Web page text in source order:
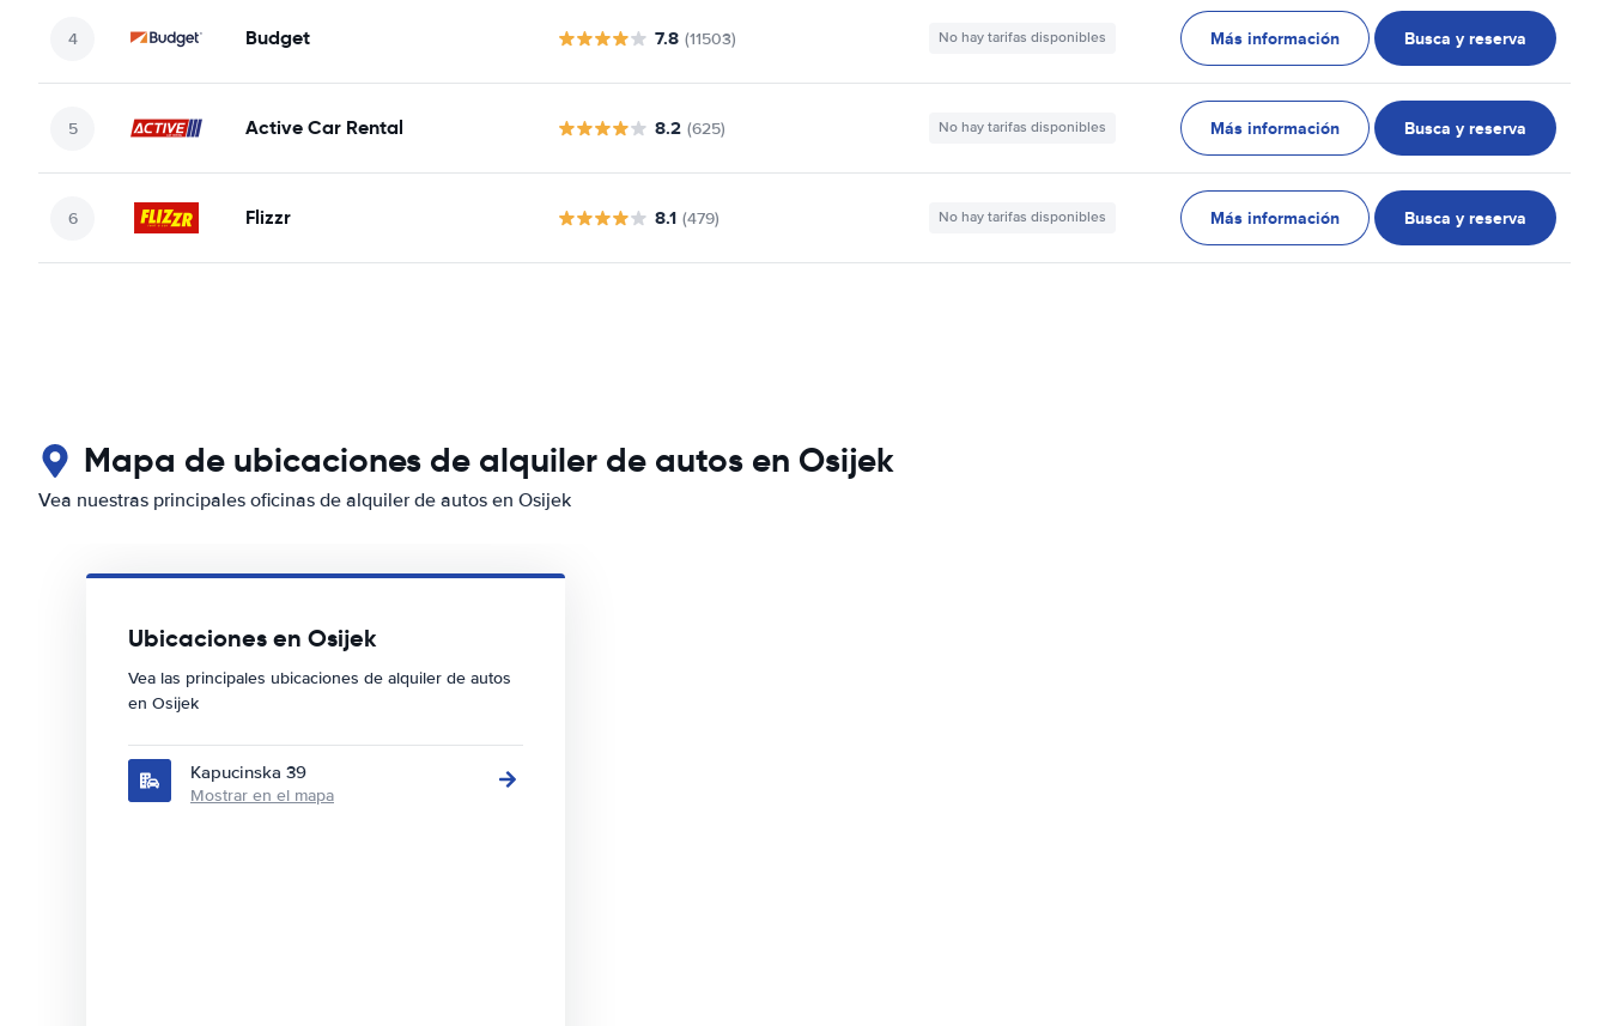
Budget 7.8 (11503) No hay tarifas disponibles Más información Busca y reserva
Active Car Rental 8.2 (625) No hay tarifas disponibles Más información Busca y reserva
Flizzr 8.1 (479) No hay tarifas disponibles Más información Busca y reserva
Mapa de ubicaciones de alquiler de autos en Osijek
Vea nuestras principales oficinas de alquiler de autos en Osijek
Ubicaciones en Osijek
Vea las principales ubicaciones de alquiler de autos
en Osijek
Kapucinska 39
Mostrar en el mapa